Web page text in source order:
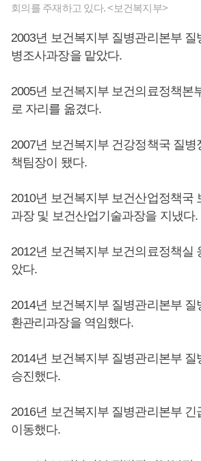
회의를 주재하고 있다. <보건복지부>
2003년 보건복지부 질병관리본부
병조사과장을 맡았다.
2005년 보건복지부 보건의료정책본
로 자리를 옮겼다.
2007년 보건복지부 건강정책국 질병
책팀장이 됐다.
2010년 보건복지부 보건산업정책국
과장 및 보건산업기술과장을 지냈다.
2012년 보건복지부 보건의료정책실
았다.
2014년 보건복지부 질병관리본부 질
환관리과장을 역임했다.
2014년 보건복지부 질병관리본부
승진했다.
2016년 보건복지부 질병관리본부
이동했다.